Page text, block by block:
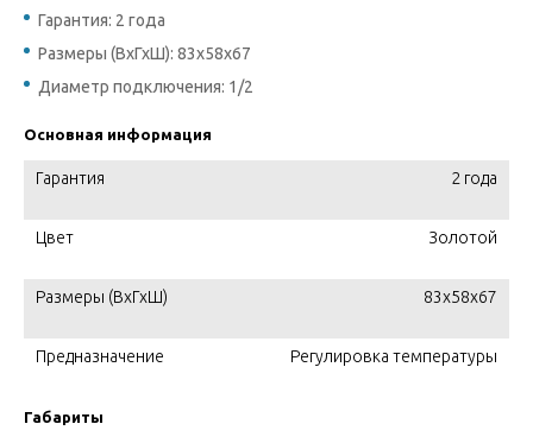
Гарантия: 2 года
Размеры (ВхГхШ): 83х58х67
Диаметр подключения: 1/2
Основная информация
Гарантия 2 года
Цвет Золотой
Размеры (ВхГхШ) 83х58х67
Предназначение Регулировка температуры
Габариты